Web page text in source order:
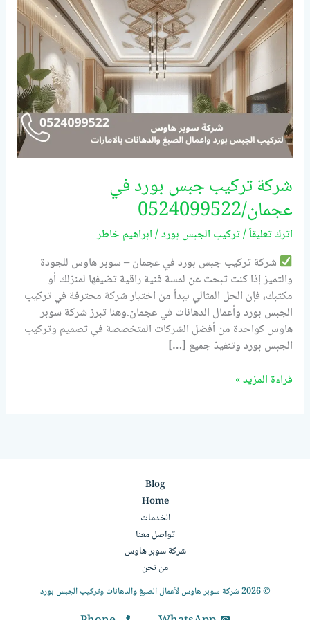
شركة تركيب جبس بورد في
عجمان/0524099522
اترك تعليقاً/تركيب الجبس بورد/ابراهيم خاطر
شركة تركيب جبس بورد في عجمان – سوبر هاوس للجودة
والتميز إذا كنت تبحث عن لمسة فنية راقية تضيفها لمنزلك أو
مكتبك، فإن الحل المثالي يبدأ من اختيار شركة محترفة في تركيب
الجبس بورد وأعمال الدهانات في عجمان.وهنا تبرز شركة سوبر
هاوس كواحدة من أفضل الشركات المتخصصة في تصميم وتركيب
الجبس بورد وتنفيذ جميع […]
عجمان/0524099522
قراءة المزيد »
Blog
Home
الخدمات
تواصل معنا
شركة سوبر هاوس
من نحن
© 2026 شركة سوبر هاوس لأعمال الصبغ والدهانات وتركيب الجبس بورد